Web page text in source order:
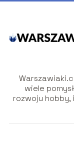
wiele
rozwoju